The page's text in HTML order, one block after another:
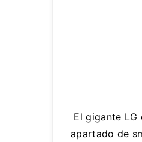
El gigante
apartado de